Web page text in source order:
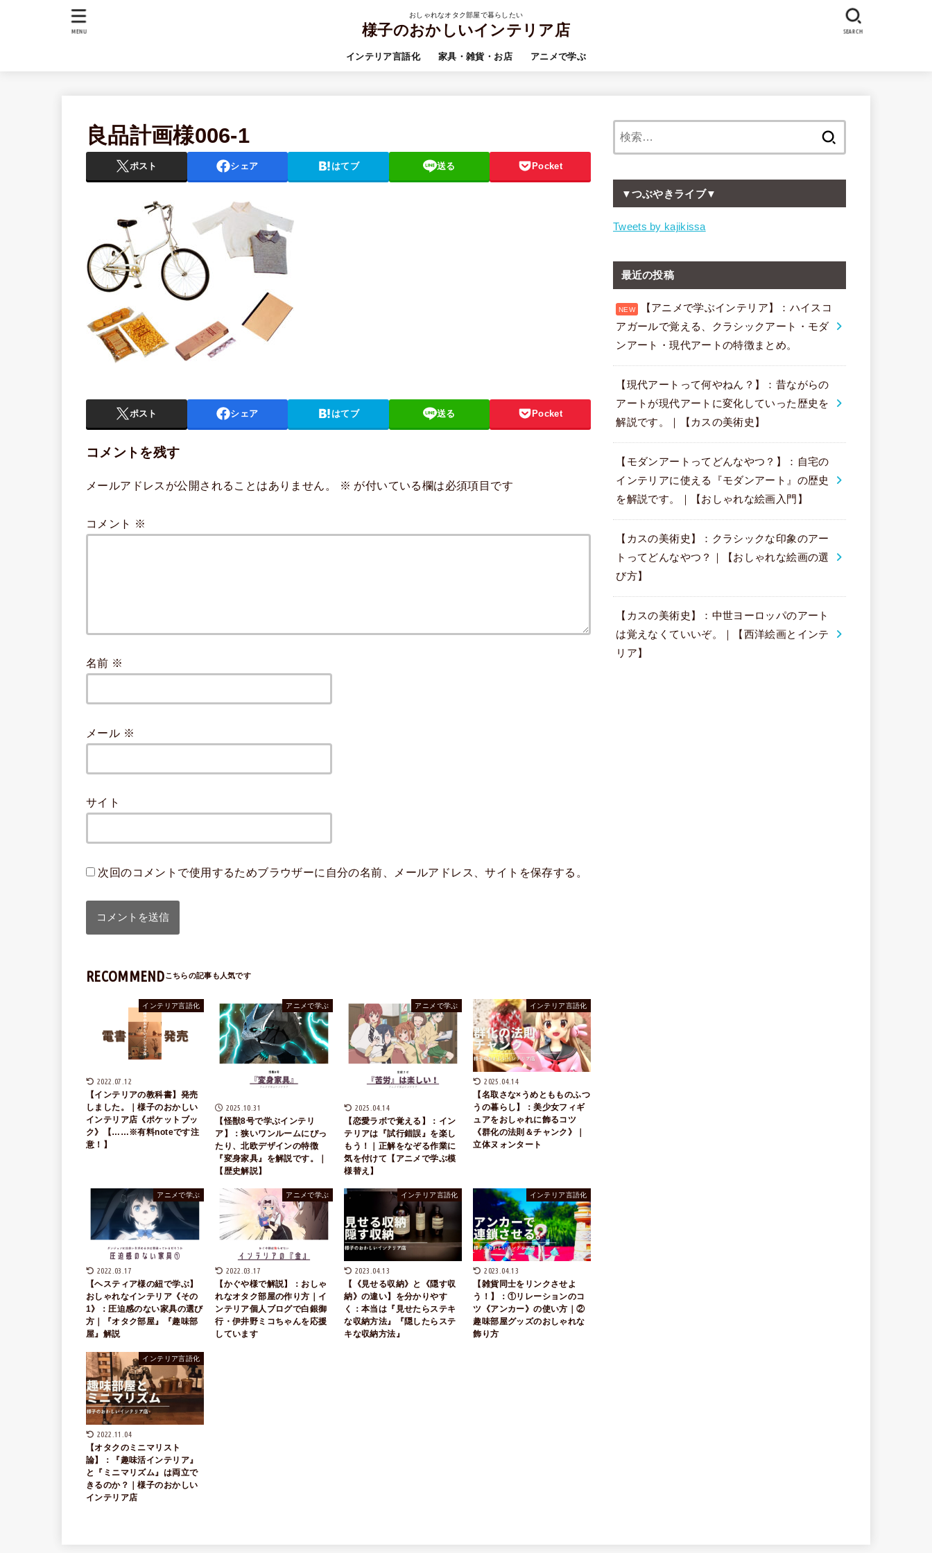
おしゃれなオタク部屋で暮らしたい
様子のおかしいインテリア店
インテリア言語化 家具・雑貨・お店 アニメで学ぶ
SEARCH
MENU
良品計画様006-1
ポスト シェア はてブ 送る Pocket
ポスト シェア はてブ 送る Pocket
コメントを残す
メールアドレスが公開されることはありません。 ※ が付いている欄は必須項目です
コメント ※
名前 ※
メール ※
サイト
次回のコメントで使用するためブラウザーに自分の名前、メールアドレス、サイトを保存する。
RECOMMEND
インテリア言語化
2022.07.12
【インテリアの教科書】発売
しました。｜様子のおかしい
インテリア店《ポケットブッ
ク》【……※有料noteです注
意！】
アニメで学ぶ
2025.10.31
【怪獣8号で学ぶインテリ
ア】：狭いワンルームにぴっ
たり、北欧デザインの特徴
『変身家具』を解説です。｜
【歴史解説】
アニメで学ぶ
2025.04.14
【恋愛ラボで覚える】：イン
テリアは『試行錯誤』を楽し
もう！｜正解をなぞる作業に
気を付けて【アニメで学ぶ模
様替え】
インテリア言語化
2025.04.14
【名取さな×うめともものふつ
うの暮らし】：美少女フィギ
ュアをおしゃれに飾るコツ
《群化の法則＆チャンク》｜
立体ヌォンタート
アニメで学ぶ
2022.03.17
【ヘスティア様の紐で学ぶ】
おしゃれなインテリア《その
1》：圧迫感のない家具の選び
方｜『オタク部屋』『趣味部
屋』解説
アニメで学ぶ
2022.03.17
【かぐや様で解説】：おしゃ
れなオタク部屋の作り方｜イ
ンテリア個人ブログで白銀御
行・伊井野ミコちゃんを応援
しています
インテリア言語化
2023.04.13
【《見せる収納》と《隠す収
納》の違い】を分かりやす
く：本当は『見せたらステキ
な収納方法』『隠したらステ
キな収納方法』
インテリア言語化
2023.04.13
【雑貨同士をリンクさせよ
う！】：①リレーションのコ
ツ《アンカー》の使い方｜②
趣味部屋グッズのおしゃれな
飾り方
インテリア言語化
2022.11.04
【オタクのミニマリスト
論】：『趣味活インテリア』
と『ミニマリズム』は両立で
きるのか？｜様子のおかしい
インテリア店
▼つぶやきライブ▼
Tweets by kajikissa
最近の投稿
【アニメで学ぶインテリア】：ハイスコ
アガールで覚える、クラシックアート・モダ
ンアート・現代アートの特徴まとめ。
【現代アートって何やねん？】：昔ながらの
アートが現代アートに変化していった歴史を
解説です。｜【カスの美術史】
【モダンアートってどんなやつ？】：自宅の
インテリアに使える『モダンアート』の歴史
を解説です。｜【おしゃれな絵画入門】
【カスの美術史】：クラシックな印象のアー
トってどんなやつ？｜【おしゃれな絵画の選
び方】
【カスの美術史】：中世ヨーロッパのアート
は覚えなくていいぞ。｜【西洋絵画とインテ
リア】